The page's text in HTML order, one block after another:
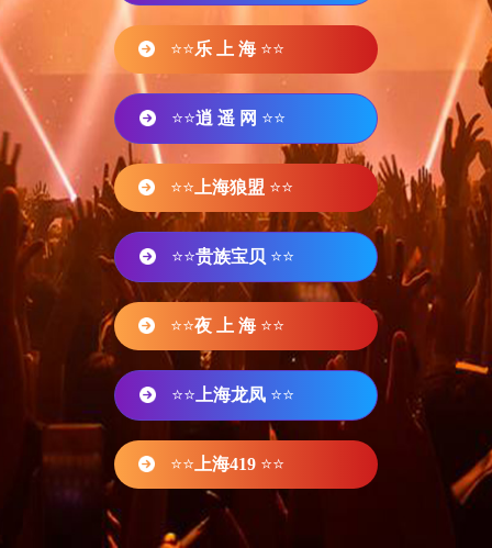
⭐⭐乐 上 海 ⭐⭐
⭐⭐逍 遥 网 ⭐⭐
⭐⭐ 上海狼盟 ⭐⭐
⭐⭐贵族宝贝 ⭐⭐
⭐⭐夜 上 海 ⭐⭐
⭐⭐ 上海龙凤 ⭐⭐
⭐⭐ 上海419 ⭐⭐